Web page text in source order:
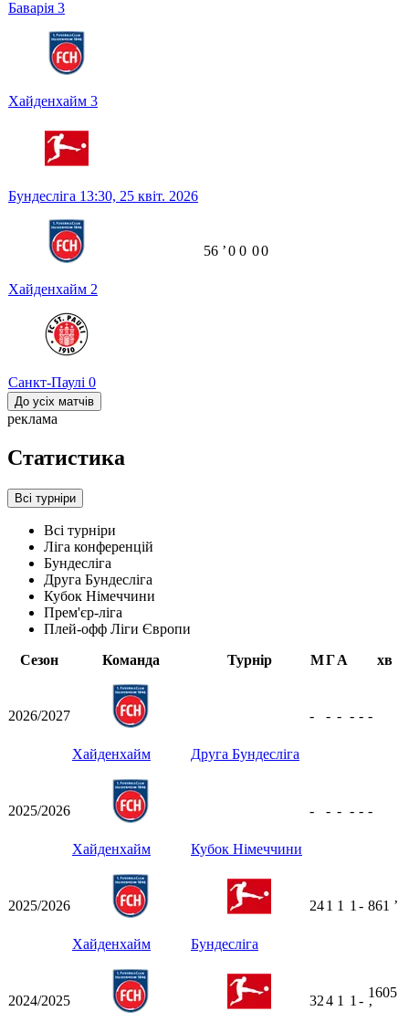
Баварія 3
Хайденхайм 3
Бундесліга 13:30, 25 квіт. 2026
Хайденхайм 2
Санкт-Паулі 0
56 ʼ0 0 00
До усіх матчів
реклама
Статистика
Всі турніри
Всі турніри
Ліга конференцій
Бундесліга
Друга Бундесліга
Кубок Німеччини
Прем'єр-ліга
Плей-офф Ліги Європи
Сезон
Команда Турнір МГА хв
2026/2027
Хайденхайм Друга Бундесліга
- - - - - -
2025/2026
Хайденхайм Кубок Німеччини
- - - - - -
2025/2026
Хайденхайм Бундесліга
241 1 1 - 861 ʼ
2024/2025 324 1 1 -
1605
ʼ